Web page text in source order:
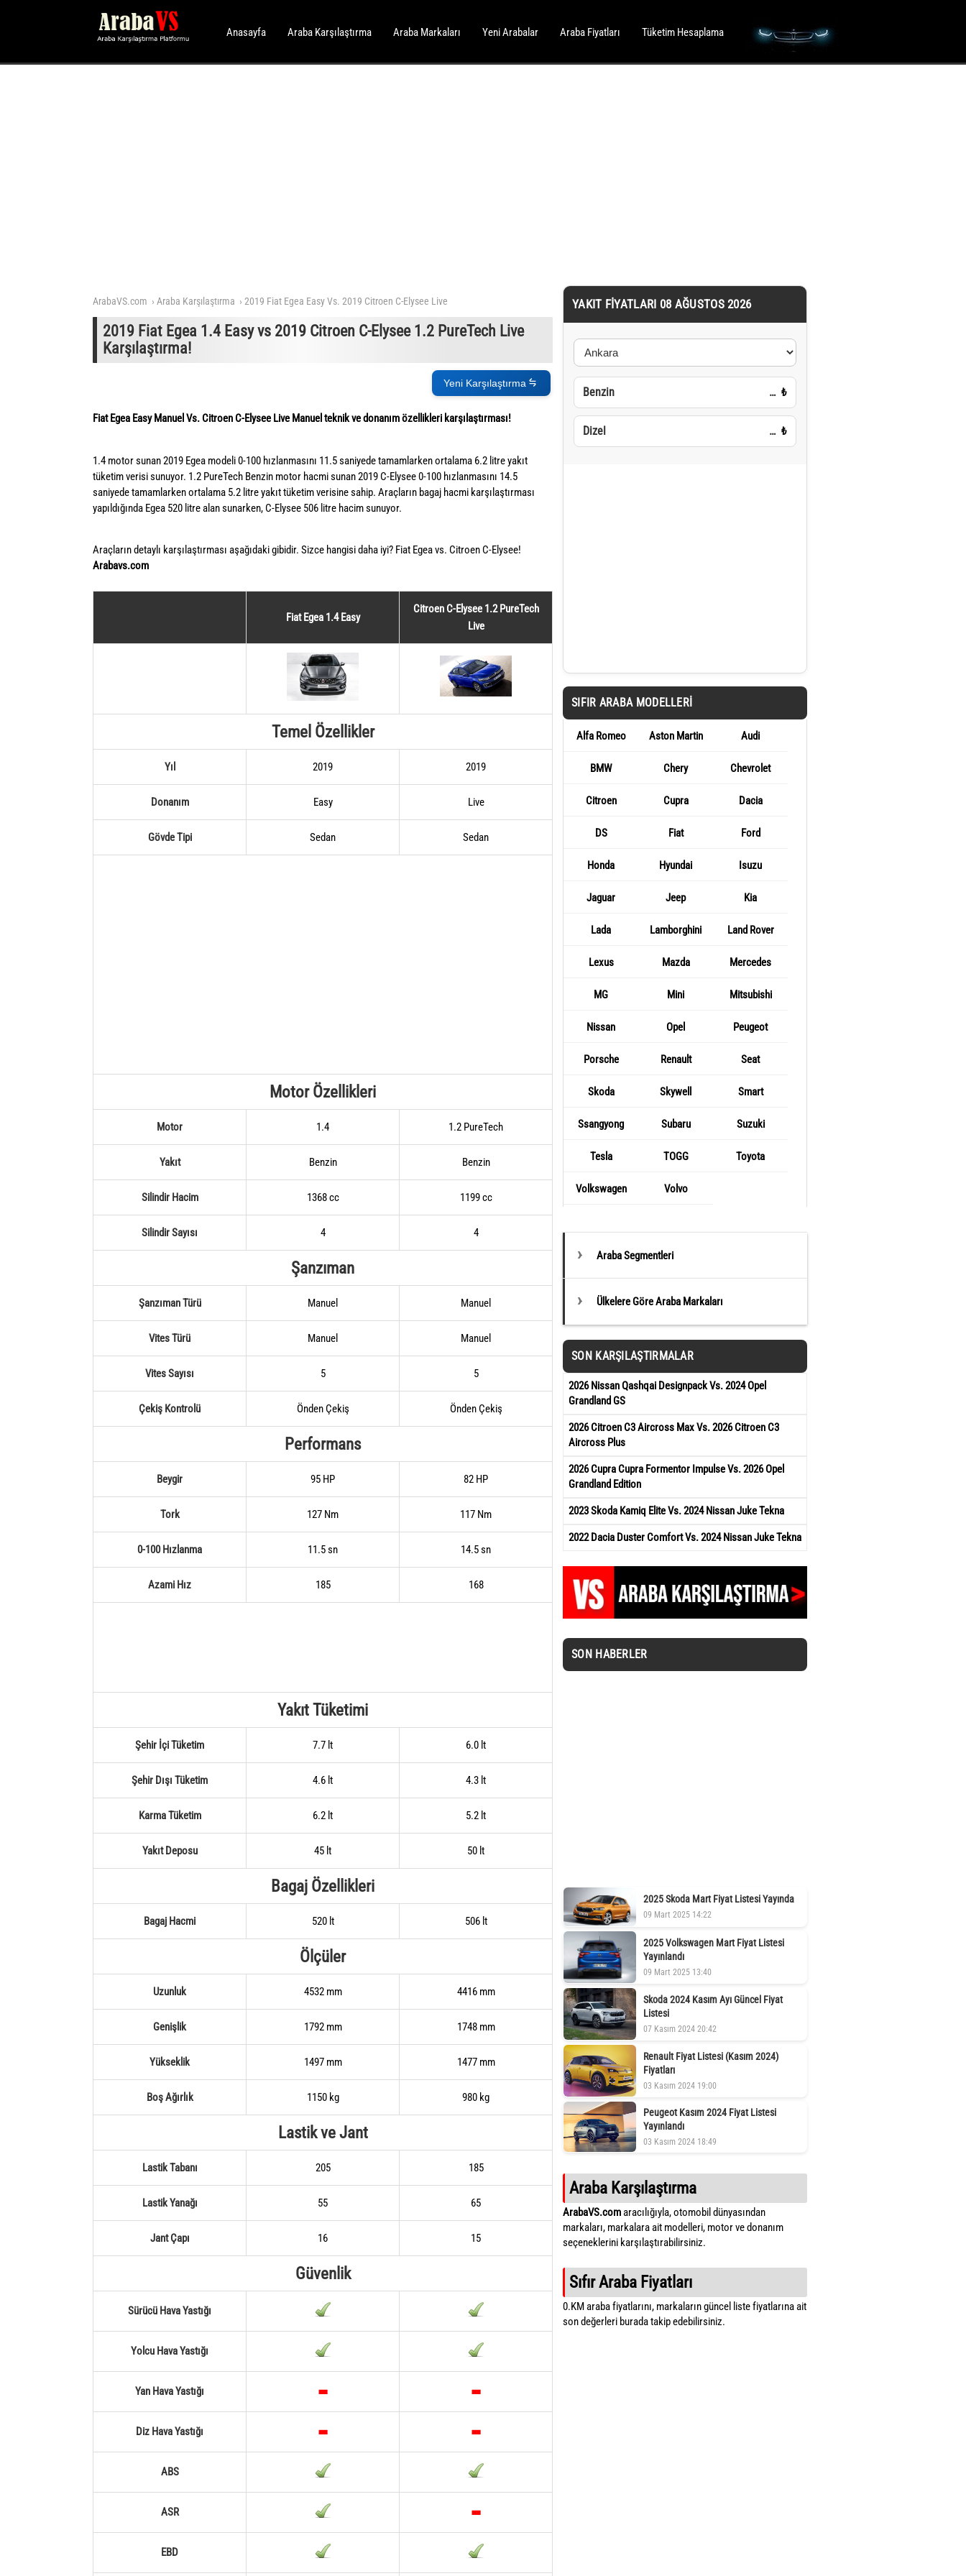
Anasayfa Araba Karşılaştırma Araba Markaları Yeni Arabalar Araba Fiyatları Tüketim Hesaplama
ArabaVS.com Araba Karşılaştırma 2019 Fiat Egea Easy Vs. 2019 Citroen C-Elysee Live
2019 Fiat Egea 1.4 Easy vs 2019 Citroen C-Elysee 1.2 PureTech Live
Karşılaştırma!
Yeni Karşılaştırma
Fiat Egea Easy Manuel Vs. Citroen C-Elysee Live Manuel teknik ve donanım özellikleri karşılaştırması!
1.4 motor sunan 2019 Egea modeli 0-100 hızlanmasını 11.5 saniyede tamamlarken ortalama 6.2 litre yakıt
tüketim verisi sunuyor. 1.2 PureTech Benzin motor hacmi sunan 2019 C-Elysee 0-100 hızlanmasını 14.5
saniyede tamamlarken ortalama 5.2 litre yakıt tüketim verisine sahip. Araçların bagaj hacmi karşılaştırması
yapıldığında Egea 520 litre alan sunarken, C-Elysee 506 litre hacim sunuyor.
Araçların detaylı karşılaştırması aşağıdaki gibidir. Sizce hangisi daha iyi? Fiat Egea vs. Citroen C-Elysee!
Arabavs.com
Fiat Egea 1.4 Easy
Citroen C-Elysee 1.2 PureTech
Live
Temel Özellikler
Yıl 2019 2019
Donanım Easy Live
Gövde Tipi Sedan Sedan
Motor Özellikleri
Motor 1.4 1.2 PureTech
Yakıt Benzin Benzin
Silindir Hacim 1368 cc 1199 cc
Silindir Sayısı 4 4
Şanzıman
Şanzıman Türü Manuel Manuel
Vites Türü Manuel Manuel
Vites Sayısı 5 5
Çekiş Kontrolü Önden Çekiş Önden Çekiş
Performans
Beygir 95 HP 82 HP
Tork 127 Nm 117 Nm
0-100 Hızlanma 11.5 sn 14.5 sn
Azami Hız 185 168
Yakıt Tüketimi
Şehir İçi Tüketim 7.7 lt 6.0 lt
Şehir Dışı Tüketim 4.6 lt 4.3 lt
Karma Tüketim 6.2 lt 5.2 lt
Yakıt Deposu 45 lt 50 lt
Bagaj Özellikleri
Bagaj Hacmi 520 lt 506 lt
Ölçüler
Uzunluk 4532 mm 4416 mm
Genişlik 1792 mm 1748 mm
Yükseklik 1497 mm 1477 mm
Boş Ağırlık 1150 kg 980 kg
Lastik ve Jant
Lastik Tabanı 205 185
Lastik Yanağı 55 65
Jant Çapı 16 15
Güvenlik
Sürücü Hava Yastığı
Yolcu Hava Yastığı
Yan Hava Yastığı
Diz Hava Yastığı
ABS
ASR
EBD
YAKIT FIYATLARI 08 AĞUSTOS 2026
Benzin … ₺
Dizel … ₺
SIFIR ARABA MODELLERI
Alfa Romeo Aston Martin Audi
BMW Chery Chevrolet
Citroen Cupra Dacia
DS Fiat Ford
Honda Hyundai Isuzu
Jaguar Jeep Kia
Lada Lamborghini Land Rover
Lexus Mazda Mercedes
MG Mini Mitsubishi
Nissan Opel Peugeot
Porsche Renault Seat
Skoda Skywell Smart
Ssangyong Subaru Suzuki
Tesla TOGG Toyota
Volkswagen Volvo
Araba Segmentleri
Ülkelere Göre Araba Markaları
SON KARŞILAŞTIRMALAR
2026 Nissan Qashqai Designpack Vs. 2024 Opel
Grandland GS
2026 Citroen C3 Aircross Max Vs. 2026 Citroen C3
Aircross Plus
2026 Cupra Cupra Formentor Impulse Vs. 2026 Opel
Grandland Edition
2023 Skoda Kamiq Elite Vs. 2024 Nissan Juke Tekna
2022 Dacia Duster Comfort Vs. 2024 Nissan Juke Tekna
SON HABERLER
2025 Skoda Mart Fiyat Listesi Yayında
09 Mart 2025 14:22
2025 Volkswagen Mart Fiyat Listesi
Yayınlandı
09 Mart 2025 13:40
Skoda 2024 Kasım Ayı Güncel Fiyat
Listesi
07 Kasım 2024 20:42
Renault Fiyat Listesi (Kasım 2024)
Fiyatları
03 Kasım 2024 19:00
Peugeot Kasım 2024 Fiyat Listesi
Yayınlandı
03 Kasım 2024 18:49
Araba Karşılaştırma
ArabaVS.comaracılığıyla, otomobil dünyasından
markaları, markalara ait modelleri, motor ve donanım
seçeneklerini karşılaştırabilirsiniz.
Sıfır Araba Fiyatları
0.KM araba fiyatlarını, markaların güncel liste fiyatlarına ait
son değerleri burada takip edebilirsiniz.